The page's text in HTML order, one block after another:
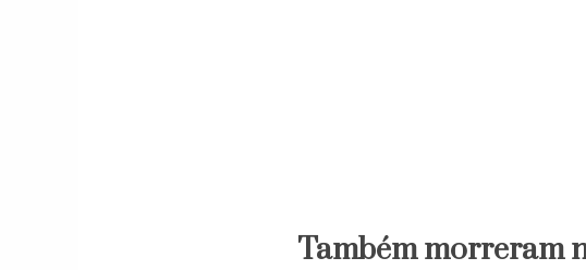
Também morreram